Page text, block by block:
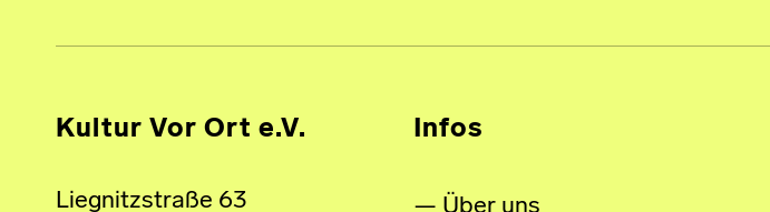
Kultur Vor Ort e.V.
Liegnitzstraße 63
Infos